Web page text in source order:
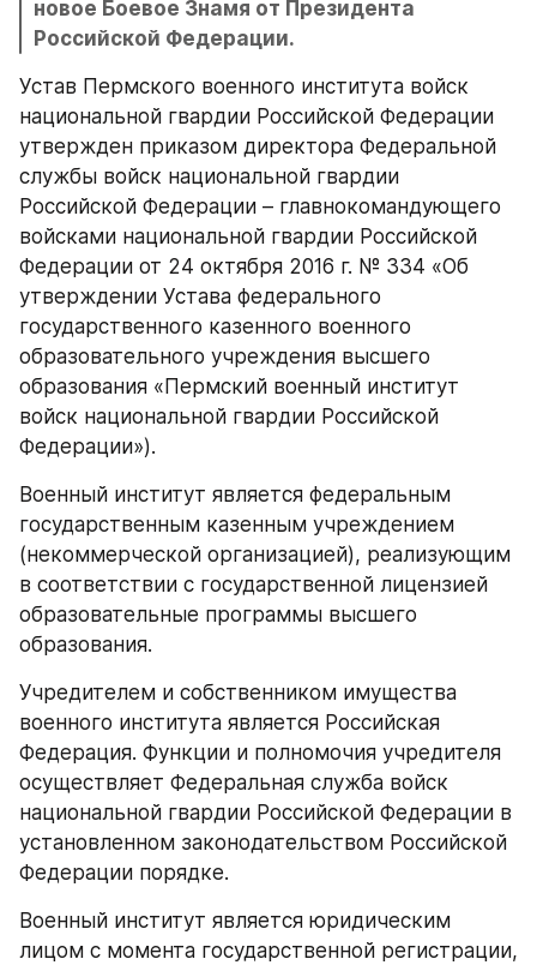
новое Боевое Знамя от Президента
Российской Федерации.
Устав Пермского военного института войск
национальной гвардии Российской Федерации
утвержден приказом директора Федеральной
службы войск национальной гвардии
Российской Федерации – главнокомандующего
войсками национальной гвардии Российской
Федерации от 24 октября 2016 г. № 334 «Об
утверждении Устава федерального
государственного казенного военного
образовательного учреждения высшего
образования «Пермский военный институт
войск национальной гвардии Российской
Федерации»).
Военный институт является федеральным
государственным казенным учреждением
(некоммерческой организацией), реализующим
в соответствии с государственной лицензией
образовательные программы высшего
образования.
Учредителем и собственником имущества
военного института является Российская
Федерация. Функции и полномочия учредителя
осуществляет Федеральная служба войск
национальной гвардии Российской Федерации в
установленном законодательством Российской
Федерации порядке.
Военный институт является юридическим
лицом с момента государственной регистрации,